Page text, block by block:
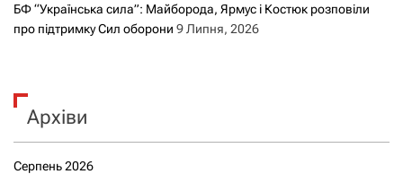
БФ “Українська сила”: Майборода, Ярмус і Костюк розповіли
про підтримку Сил оборони 9 Липня, 2026
Архіви
Серпень 2026